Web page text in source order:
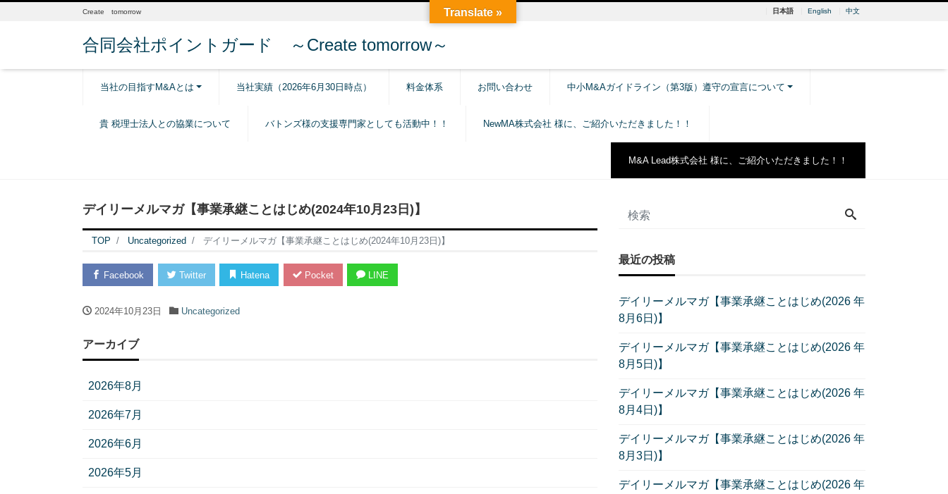
日本語 English 中文
Create tomorrow
合同会社ポイントガード ～Create tomorrow～
当社の目指すM&Aとは 当社実績（2026年6月30日時点） 料金体系 お問い合わせ 中小M&Aガイドライン（第3版）遵守の宣言について
貴 税理士法人との協業について バトンズ様の支援専門家としても活動中！！ NewMA株式会社 様に、ご紹介いただきました！！
M&A Lead株式会社 様に、ご紹介いただきました！！
デイリーメルマガ【事業承継ことはじめ(2024年10月23日)】
TOP Uncategorized デイリーメルマガ【事業承継ことはじめ(2024年10月23日)】
Facebook Twitter Hatena Pocket LINE
2024年10月23日 Uncategorized
アーカイブ
2026年8月
2026年7月
2026年6月
2026年5月
最近の投稿
デイリーメルマガ【事業承継ことはじめ(2026 年
8月6日)】
デイリーメルマガ【事業承継ことはじめ(2026 年
8月5日)】
デイリーメルマガ【事業承継ことはじめ(2026 年
8月4日)】
デイリーメルマガ【事業承継ことはじめ(2026 年
8月3日)】
デイリーメルマガ【事業承継ことはじめ(2026 年
Translate »